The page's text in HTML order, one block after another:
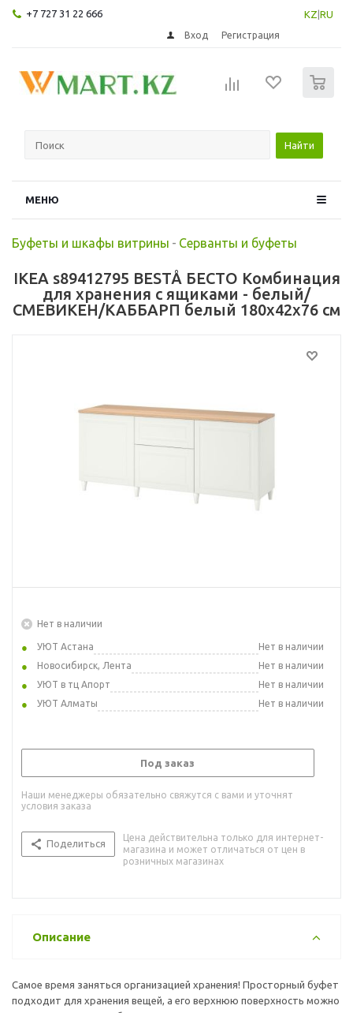
+7 727 31 22 666 KZ RU
Вход Регистрация
Найти
МЕНЮ
Буфеты и шкафы витрины - Серванты и буфеты
IKEA s89412795 BESTÅ БЕСТО Комбинация
для хранения с ящиками - белый/
СМЕВИКЕН/КАББАРП белый 180x42x76 см
Нет в наличии
УЮТ Астана
Нет в наличии
Новосибирск, Лента
Нет в наличии
УЮТ в тц Апорт
Нет в наличии
УЮТ Алматы
Нет в наличии
Под заказ
Наши менеджеры обязательно свяжутся с вами и уточнят
условия заказа
Поделиться
Цена действительна только для интернет-
магазина и может отличаться от цен в
розничных магазинах
Описание
Самое время заняться организацией хранения! Просторный буфет
подходит для хранения вещей, а его верхнюю поверхность можно